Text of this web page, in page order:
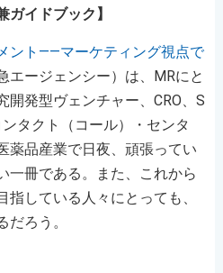
ガイドブック】
ント――マーケティング視点で
エージェンシー）は、MRにと
開発型ヴェンチャー、CRO、S
タクト（コール）・センタ
薬品産業で日夜、頑張ってい
一冊である。また、これから
している人々にとっても、
ろう。